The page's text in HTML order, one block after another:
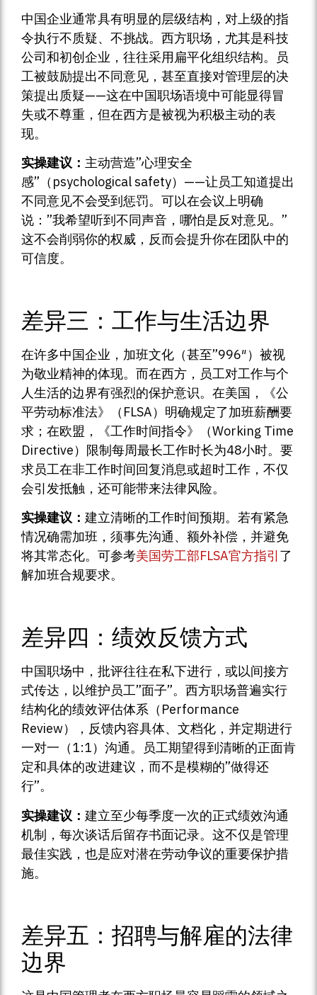
中国企业通常具有明显的层级结构，对上级的指
令执行不质疑、不挑战。西方职场，尤其是科技
公司和初创企业，往往采用扁平化组织结构。员
工被鼓励提出不同意见，甚至直接对管理层的决
策提出质疑——这在中国职场语境中可能显得冒
失或不尊重，但在西方是被视为积极主动的表
现。
实操建议： 主动营造”心理安全
感”（psychological safety）——让员工知道提出
不同意见不会受到惩罚。可以在会议上明确
说：”我希望听到不同声音，哪怕是反对意见。”
这不会削弱你的权威，反而会提升你在团队中的
可信度。
差异三：工作与生活边界
在许多中国企业，加班文化（甚至”996″）被视
为敬业精神的体现。而在西方，员工对工作与个
人生活的边界有强烈的保护意识。在美国，《公
平劳动标准法》（FLSA）明确规定了加班薪酬要
求；在欧盟，《工作时间指令》（Working Time
Directive）限制每周最长工作时长为48小时。要
求员工在非工作时间回复消息或超时工作，不仅
会引发抵触，还可能带来法律风险。
实操建议： 建立清晰的工作时间预期。若有紧急
情况确需加班，须事先沟通、额外补偿，并避免
将其常态化。可参考美国劳工部FLSA官方指引了
解加班合规要求。
差异四：绩效反馈方式
中国职场中，批评往往在私下进行，或以间接方
式传达，以维护员工”面子”。西方职场普遍实行
结构化的绩效评估体系（Performance
Review），反馈内容具体、文档化，并定期进行
一对一（1:1）沟通。员工期望得到清晰的正面肯
定和具体的改进建议，而不是模糊的”做得还
行”。
实操建议： 建立至少每季度一次的正式绩效沟通
机制，每次谈话后留存书面记录。这不仅是管理
最佳实践，也是应对潜在劳动争议的重要保护措
施。
差异五：招聘与解雇的法律
边界